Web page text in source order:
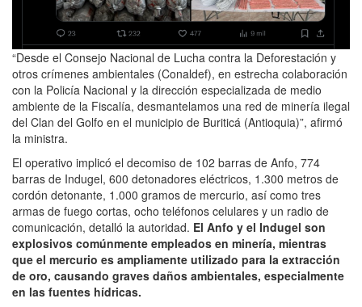
“Desde el Consejo Nacional de Lucha contra la Deforestación y
otros crímenes ambientales (Conaldef), en estrecha colaboración
con la Policía Nacional y la dirección especializada de medio
ambiente de la Fiscalía, desmantelamos una red de minería ilegal
del Clan del Golfo en el municipio de Buriticá (Antioquia)”, afirmó
la ministra.
El operativo implicó el decomiso de 102 barras de Anfo, 774
barras de Indugel, 600 detonadores eléctricos, 1.300 metros de
cordón detonante, 1.000 gramos de mercurio, así como tres
armas de fuego cortas, ocho teléfonos celulares y un radio de
comunicación, detalló la autoridad. El Anfo y el Indugel son
explosivos comúnmente empleados en minería, mientras
que el mercurio es ampliamente utilizado para la extracción
de oro, causando graves daños ambientales, especialmente
en las fuentes hídricas.